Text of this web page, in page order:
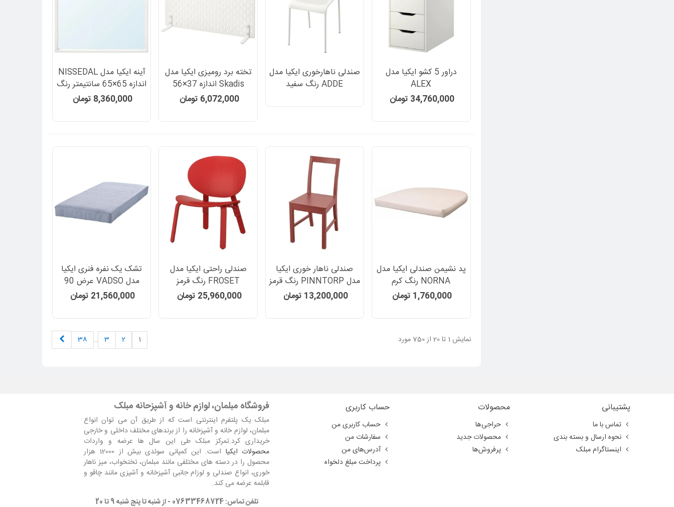
دراور 5 کشو ایکیا مدل
ALEX
34,760,000 تومان
صندلی ناهارخوری ایکیا مدل
ADDE رنگ سفید
تخته برد رومیزی ایکیا مدل
Skadis اندازه 37×56
سانتیمتر رنگ سفید
6,072,000 تومان
آینه ایکیا مدل NISSEDAL
اندازه 65×65 سانتیمتر رنگ
سفید
8,360,000 تومان
پد نشیمن صندلی ایکیا مدل
NORNA رنگ کرم
1,760,000 تومان
صندلی ناهار خوری ایکیا
مدل PINNTORP رنگ قرمز
13,200,000 تومان
صندلی راحتی ایکیا مدل
FROSET رنگ قرمز
25,960,000 تومان
تشک یک نفره فنری ایکیا
مدل VADSO عرض 90
سانتیمتر
21,560,000 تومان
نمایش 1 تا 20 از 750 مورد 1
2
3
…
38
پشتیبانی
تماس با ما
نحوه ارسال و بسته بندی
اینستاگرام مبلک
محصولات
حراجی‌ها
محصولات جدید
پرفروش‌ها
حساب کاربری
حساب کاربری من
سفارشات من
آدرس‌های من
پرداخت مبلغ دلخواه
فروشگاه مبلمان، لوازم خانه و آشپزحانه مبلک
مبلک یک پلتفرم اینترنتی است که از طریق آن می توان انواع
مبلمان، لوازم خانه و آشپزخانه را از برندهای مختلف داخلی و خارجی
خریداری کرد.تمرکز مبلک طی این سال ها عرضه و واردات
محصولات ایکیا
است. این کمپانی سوئدی بیش از 12000 هزار
محصول را در دسته های مختلفی مانند مبلمان، تختخواب، میز ناهار
خوری، انواع صندلی و لوزام جانبی آشپزخانه و آشپزی مانند چاقو و
قابلمه عرضه می کند.
تلفن تماس: 07633468724 - از شنبه تا پنج شنبه 9 تا 20